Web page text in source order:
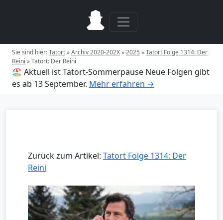
Sie sind hier:Tatort»Archiv 2020-202X»2025 »Tatort Folge 1314: Der
Reini »Tatort: Der Reini
🏖️ Aktuell ist Tatort-Sommerpause Neue Folgen gibt
es ab 13 September. Mehr erfahren →
Zurück zum Artikel: Tatort Folge 1314: Der
Reini